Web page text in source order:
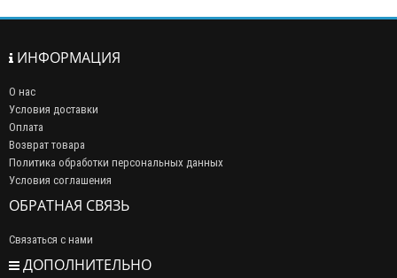
ИНФОРМАЦИЯ
О нас
Условия доставки
Оплата
Возврат товара
Политика обработки персональных данных
Условия соглашения
ОБРАТНАЯ СВЯЗЬ
Связаться с нами
ДОПОЛНИТЕЛЬНО